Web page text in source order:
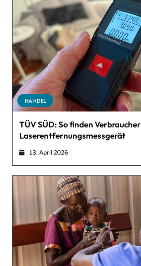
HANDEL
TÜV SÜD: So finden
Laserentfernungsmessgerät
13. April 2026